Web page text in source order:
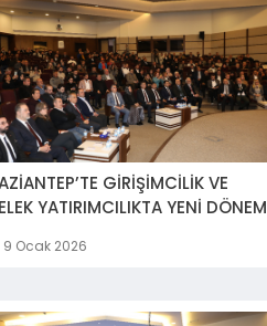
GİRİŞİMCİLİK VE
YATIRIMCILIKTA YENİ DÖNEM
9 Ocak 2026